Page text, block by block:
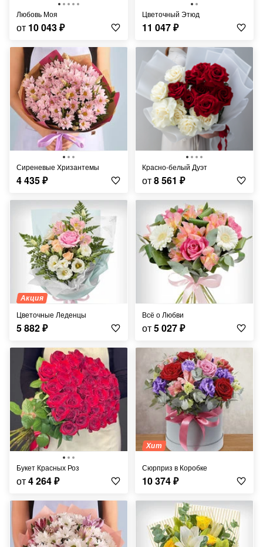
Любовь Моя
от 10 043₽
Цветочный Этюд
11 047₽
Сиреневые Хризантемы
4 435₽
Красно-белый Дуэт
от8 561 ₽
Акция
Цветочные Леденцы
5 882₽
Всё о Любви
от5 027₽
Букет Красных Роз
от4 264₽
Хит
Сюрприз в Коробке
10 374₽